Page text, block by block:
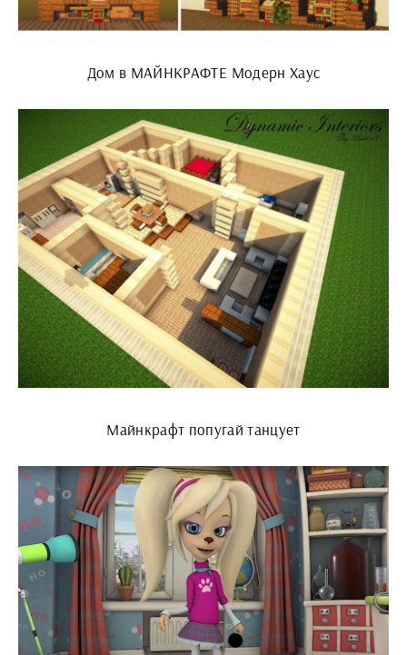
Дом в МАЙНКРАФТЕ Модерн Хаус
Майнкрафт попугай танцует